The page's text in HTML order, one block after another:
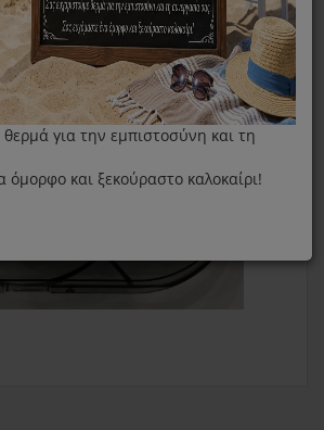
για την εμπιστοσύνη και τη
όμορφο και ξεκούραστο καλοκαίρι!